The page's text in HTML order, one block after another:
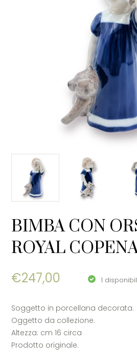
BIMBA CON
ROYAL
€247,00 1
Soggetto in porcellana decorata.
Oggetto da collezione.
Altezza: cm 16 circa
Prodotto originale.